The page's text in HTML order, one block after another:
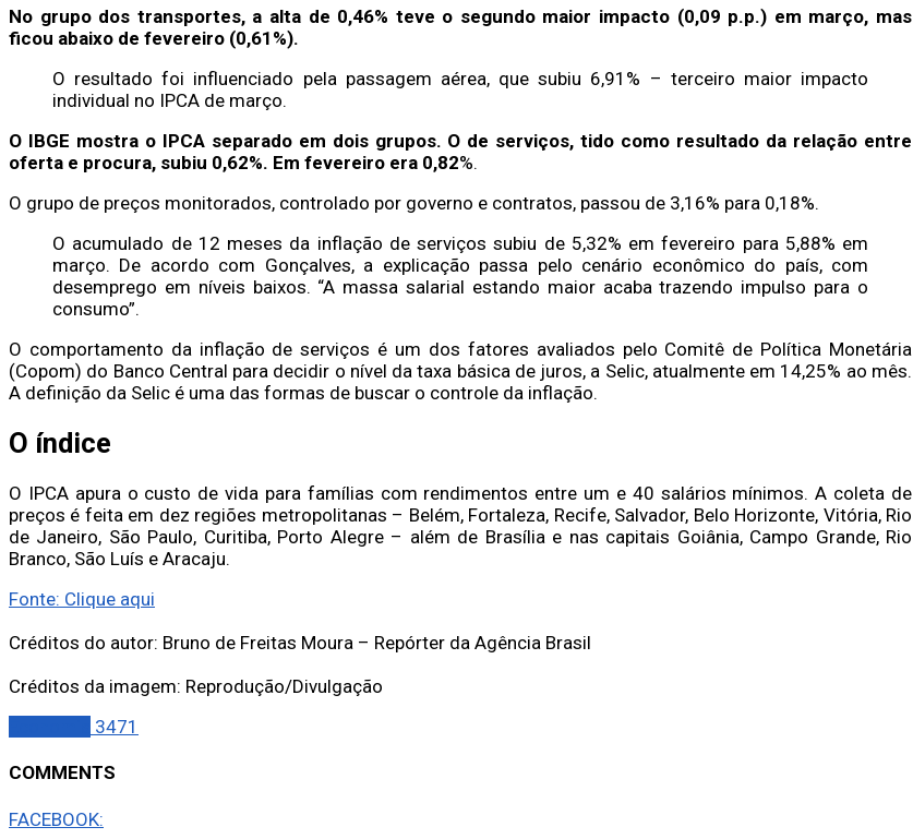
No grupo dos transportes, a alta de 0,46% teve o segundo maior impacto (0,09 p.p.) em março, mas
ficou abaixo de fevereiro (0,61%).
O resultado foi influenciado pela passagem aérea, que subiu 6,91% – terceiro maior impacto
individual no IPCA de março.
O IBGE mostra o IPCA separado em dois grupos. O de serviços, tido como resultado da relação entre
oferta e procura, subiu 0,62%. Em fevereiro era 0,82%.
O grupo de preços monitorados, controlado por governo e contratos, passou de 3,16% para 0,18%.
O acumulado de 12 meses da inflação de serviços subiu de 5,32% em fevereiro para 5,88% em
março. De acordo com Gonçalves, a explicação passa pelo cenário econômico do país, com
desemprego em níveis baixos. “A massa salarial estando maior acaba trazendo impulso para o
consumo”.
O comportamento da inflação de serviços é um dos fatores avaliados pelo Comitê de Política Monetária
(Copom) do Banco Central para decidir o nível da taxa básica de juros, a Selic, atualmente em 14,25% ao mês.
A definição da Selic é uma das formas de buscar o controle da inflação.
O índice
O IPCA apura o custo de vida para famílias com rendimentos entre um e 40 salários mínimos. A coleta de
preços é feita em dez regiões metropolitanas – Belém, Fortaleza, Recife, Salvador, Belo Horizonte, Vitória, Rio
de Janeiro, São Paulo, Curitiba, Porto Alegre – além de Brasília e nas capitais Goiânia, Campo Grande, Rio
Branco, São Luís e Aracaju.
Fonte: Clique aqui
Créditos do autor: Bruno de Freitas Moura – Repórter da Agência Brasil
Créditos da imagem: Reprodução/Divulgação
3471
COMMENTS
FACEBOOK: